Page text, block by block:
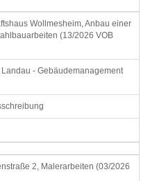
Wollmesheim, Anbau einer
(13/2026 VOB
- Gebäudemanagement
2, Malerarbeiten (03/2026